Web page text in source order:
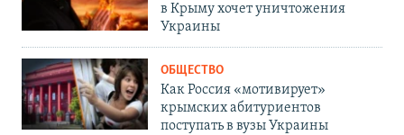
в Крыму хочет уничтожения
Украины
ОБЩЕСТВО
Как Россия «мотивирует»
крымских абитуриентов
поступать в вузы Украины